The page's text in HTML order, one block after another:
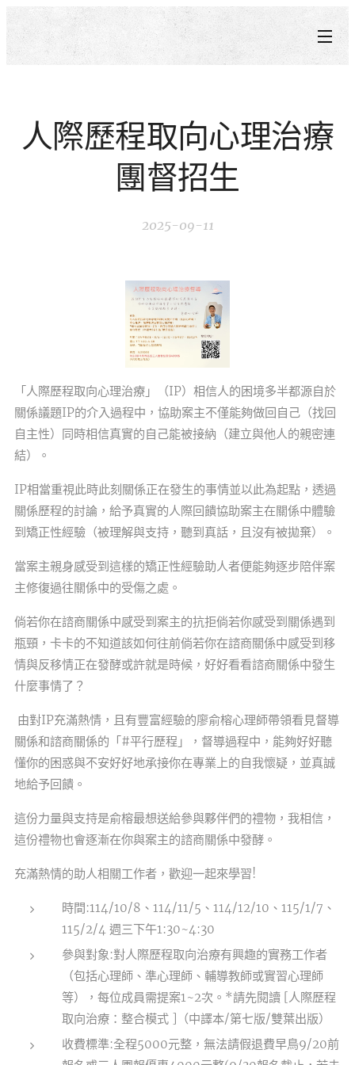
人際歷程取向心理治療
團督招生
2025-09-11
「人際歷程取向心理治療」（IP）相信人的困境多半都源自於
關係議題IP的介入過程中，協助案主不僅能夠做回自己（找回
自主性）同時相信真實的自己能被接納（建立與他人的親密連
結）。
IP相當重視此時此刻關係正在發生的事情並以此為起點，透過
關係歷程的討論，給予真實的人際回饋協助案主在關係中體驗
到矯正性經驗（被理解與支持，聽到真話，且沒有被拋棄）。
當案主親身感受到這樣的矯正性經驗助人者便能夠逐步陪伴案
主修復過往關係中的受傷之處。
倘若你在諮商關係中感受到案主的抗拒倘若你感受到關係遇到
瓶頸，卡卡的不知道該如何往前倘若你在諮商關係中感受到移
情與反移情正在發酵或許就是時候，好好看看諮商關係中發生
什麼事情了？
由對IP充滿熱情，且有豐富經驗的廖俞榕心理師帶領看見督導
關係和諮商關係的「#平行歷程」，督導過程中，能夠好好聽
懂你的困惑與不安好好地承接你在專業上的自我懷疑，並真誠
地給予回饋。
這份力量與支持是俞榕最想送給參與夥伴們的禮物，我相信，
這份禮物也會逐漸在你與案主的諮商關係中發酵。
充滿熱情的助人相關工作者，歡迎一起來學習!
時間:114/10/8、114/11/5、114/12/10、115/1/7、
115/2/4 週三下午1:30~4:30
參與對象:對人際歷程取向治療有興趣的實務工作者
（包括心理師、準心理師、輔導教師或實習心理師
等），每位成員需提案1~2次。*請先閱讀 [人際歷程
取向治療：整合模式 ]（中譯本/第七版/雙葉出版）
收費標準:全程5000元整，無法請假退費早鳥9/20前